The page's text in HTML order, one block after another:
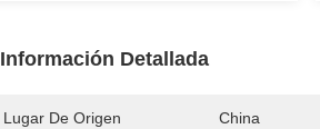
Información Detallada
Lugar De Origen China